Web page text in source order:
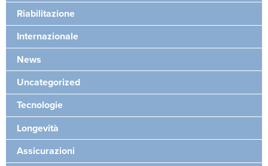
Riabilitazione
Internazionale
News
Uncategorized
Tecnologie
Longevità
Assicurazioni